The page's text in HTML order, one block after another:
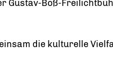
Gustav-Böß-
die kulturelle